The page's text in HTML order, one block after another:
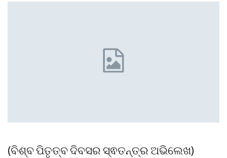
(ବିଶ୍ବ ପିତୃତ୍ବ ଦିବସର ସ୍ଵତନ୍ତ୍ର ଅଭିଲେଖ)